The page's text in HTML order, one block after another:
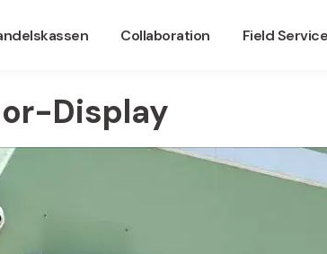
Collaboration Field
Display